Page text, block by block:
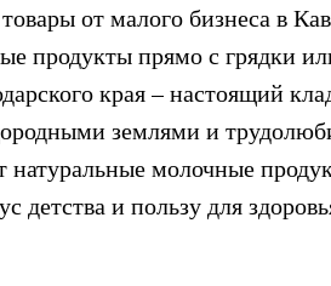
от малого бизнеса в
продукты прямо с грядки
края – настоящий
землями и
натуральные молочные
детства и пользу для